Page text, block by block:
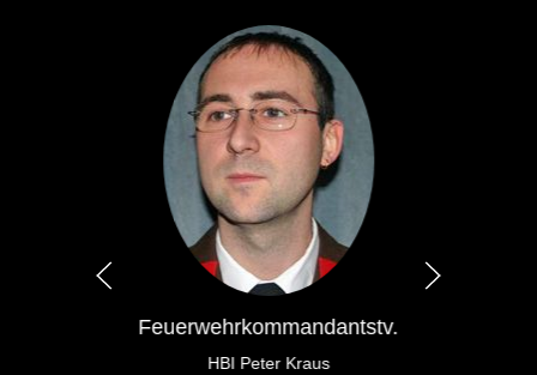
Feuerwehrkommandantstv.
HBI Peter Kraus